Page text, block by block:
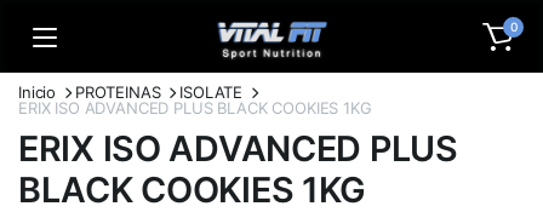
0
Inicio PROTEINAS
ISOLATE
ERIX ISO ADVANCED PLUS BLACK COOKIES 1KG
ERIX ISO ADVANCED PLUS
BLACK COOKIES 1KG